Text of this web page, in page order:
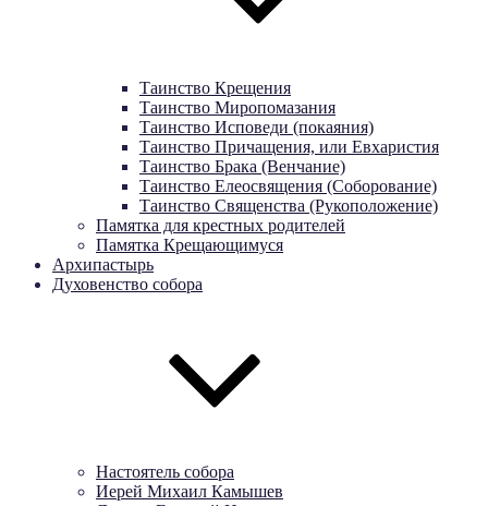
Таинство Крещения
Таинство Миропомазания
Таинство Исповеди (покаяния)
Таинство Причащения, или Евхаристия
Таинство Брака (Венчание)
Таинство Елеосвящения (Соборование)
Таинство Священства (Рукоположение)
Памятка для крестных родителей
Памятка Крещающимуся
Архипастырь
Духовенство собора
Настоятель собора
Иерей Михаил Камышев